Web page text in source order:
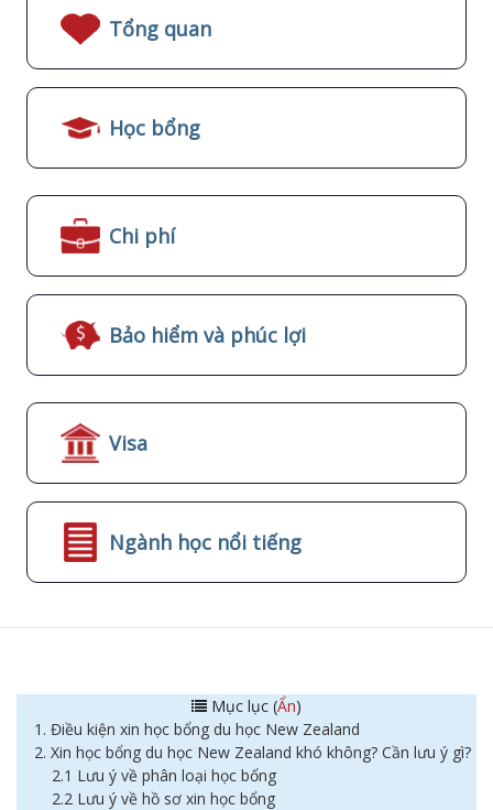
Tổng quan
Học bổng
Chi phí
Bảo hiểm và phúc lợi
Visa
Ngành học nổi tiếng
Mục lục (Ẩn)
1. Điều kiện xin học bổng du học New Zealand
2. Xin học bổng du học New Zealand khó không? Cần lưu ý gì?
2.1 Lưu ý về phân loại học bổng
2.2 Lưu ý về hồ sơ xin học bổng